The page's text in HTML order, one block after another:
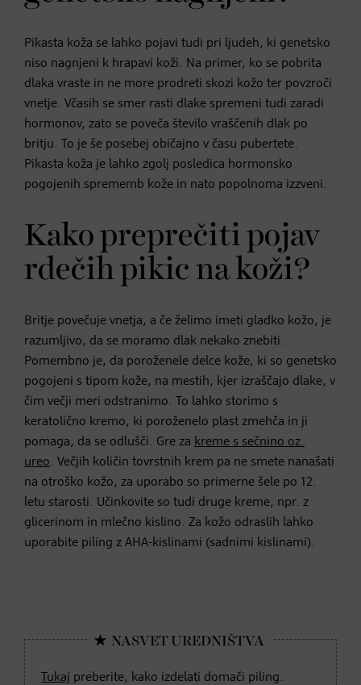
Pikasta koža se lahko pojavi tudi pri ljudeh, ki genetsko
niso nagnjeni k hrapavi koži. Na primer, ko se pobrita
dlaka vraste in ne more prodreti skozi kožo ter povzroči
vnetje. Včasih se smer rasti dlake spremeni tudi zaradi
hormonov, zato se poveča število vraščenih dlak po
britju. To je še posebej običajno v času pubertete.
Pikasta koža je lahko zgolj posledica hormonsko
pogojenih sprememb kože in nato popolnoma izzveni.
Kako preprečiti pojav
rdečih pikic na koži?
Britje povečuje vnetja, a če želimo imeti gladko kožo, je
razumljivo, da se moramo dlak nekako znebiti.
Pomembno je, da poroženele delce kože, ki so genetsko
pogojeni s tipom kože, na mestih, kjer izraščajo dlake, v
čim večji meri odstranimo. To lahko storimo s
keratolično kremo, ki poroženelo plast zmehča in ji
pomaga, da se odlušči. Gre za kreme s sečnino oz.
ureo. Večjih količin tovrstnih krem pa ne smete nanašati
na otroško kožo, za uporabo so primerne šele po 12.
letu starosti. Učinkovite so tudi druge kreme, npr. z
glicerinom in mlečno kislino. Za kožo odraslih lahko
uporabite piling z AHA-kislinami (sadnimi kislinami).
Tukaj preberite, kako izdelati domači piling.